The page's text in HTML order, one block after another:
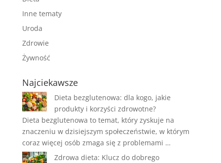
Inne tematy
Uroda
Zdrowie
Żywność
Najciekawsze
Dieta bezglutenowa: dla kogo, jakie
produkty i korzyści zdrowotne?
Dieta bezglutenowa to temat, który zyskuje na
znaczeniu w dzisiejszym społeczeństwie, w którym
coraz więcej osób zmaga się z problemami …
Zdrowa dieta: Klucz do dobrego